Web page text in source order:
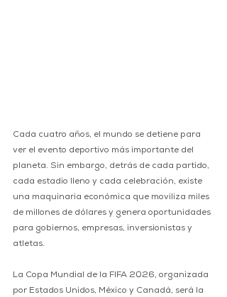
Cada cuatro años, el mundo se detiene para
ver el evento deportivo más importante del
planeta. Sin embargo, detrás de cada partido,
cada estadio lleno y cada celebración, existe
una maquinaria económica que moviliza miles
de millones de dólares y genera oportunidades
para gobiernos, empresas, inversionistas y
atletas.
La Copa Mundial de la FIFA 2026, organizada
por Estados Unidos, México y Canadá, será la